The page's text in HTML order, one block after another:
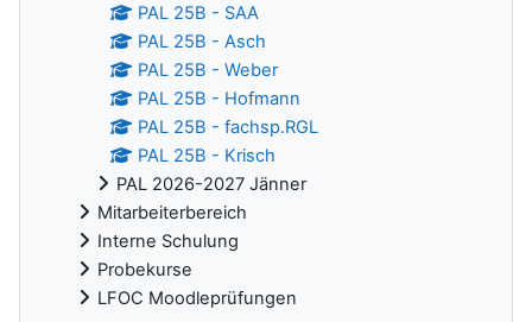
PAL 25B - SAA
PAL 25B - Asch
PAL 25B - Weber
PAL 25B - Hofmann
PAL 25B - fachsp.RGL
PAL 25B - Krisch
PAL 2026-2027 Jänner
Mitarbeiterbereich
Interne Schulung
Probekurse
LFOC Moodleprüfungen